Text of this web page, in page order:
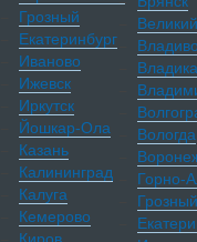
Грозный
Екатеринбург
Иваново
Ижевск
Иркутск
Йошкар-Ола
Казань
Калининград
Калуга
Кемерово
Вологда
Горно-
Грозный